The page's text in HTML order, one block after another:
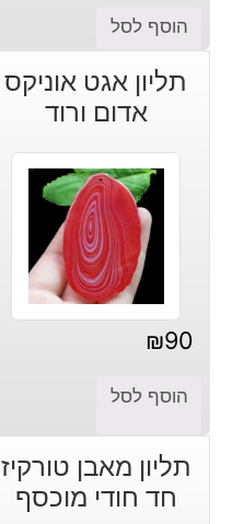
הוסף לסל
תליון אגט אוניקס
אדום ורוד
₪90
הוסף לסל
תליון מאבן טורקיז
חד חודי מוכסף